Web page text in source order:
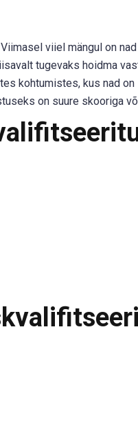
viiel mängul on nad
tugevaks hoidma
kohtumistes, kus nad on
on suure skooriga